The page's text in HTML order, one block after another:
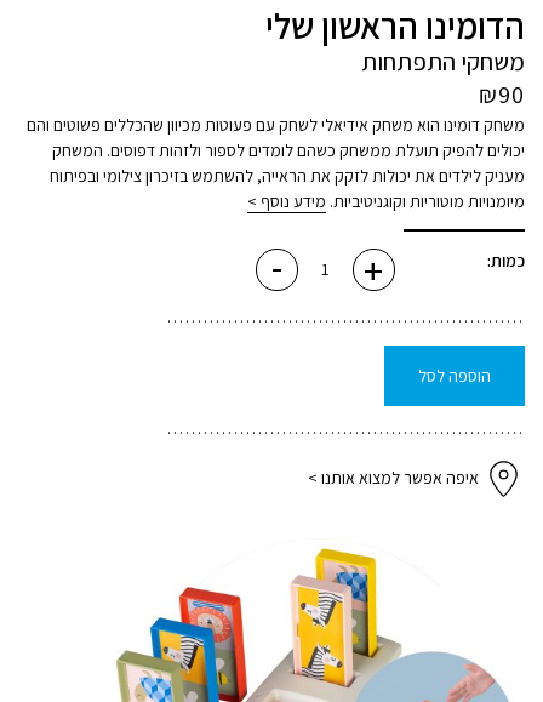
הדומינו הראשון שלי
משחקי התפתחות
₪90
משחק דומינו הוא משחק אידיאלי לשחק עם פעוטות מכיוון שהכללים פשוטים והם
יכולים להפיק תועלת ממשחק כשהם לומדים לספור ולזהות דפוסים. המשחק
מעניק לילדים את יכולות לזקק את הראייה, להשתמש בזיכרון צילומי ובפיתוח
מיומנויות מוטוריות וקוגניטיביות. מידע נוסף >
כמות: - של
שלי
+
הוספה לסל
איפה אפשר למצוא אותנו >